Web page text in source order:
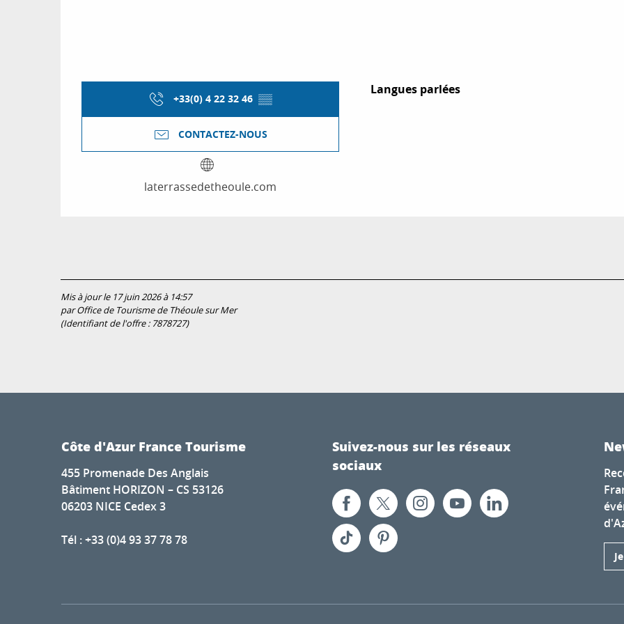
+33(0) 4 22 32 46 ▒▒
CONTACTEZ-NOUS
laterrassedetheoule.com
Langues parlées
Langues parlées
Mis à jour le 17 juin 2026 à 14:57
par Office de Tourisme de Théoule sur Mer
(Identifiant de l'offre : 7878727)
Côte d'Azur France Tourisme
455 Promenade Des Anglais
Bâtiment HORIZON – CS 53126
06203 NICE Cedex 3
Tél : +33 (0)4 93 37 78 78
Suivez-nous sur les réseaux
sociaux